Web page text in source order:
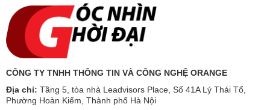
CÔNG TY TNHH THÔNG TIN VÀ CÔNG NGHỆ ORANGE
Địa chỉ: Tầng 5, tòa nhà Leadvisors Place, Số 41A Lý Thái Tổ,
Phường Hoàn Kiếm, Thành phố Hà Nội